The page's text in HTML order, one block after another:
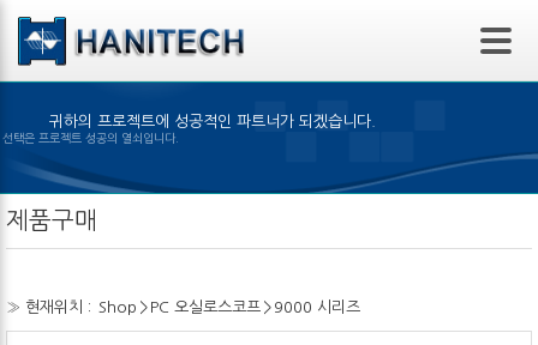
본문 바로가기
귀하의 프로젝트에 성공적인 파트너가 되겠습니다.
제품의 선택은 프로젝트 성공의 열쇠입니다.
제품구매
» 현재위치 : Shop > PC 오실로스코프 > 9000 시리즈